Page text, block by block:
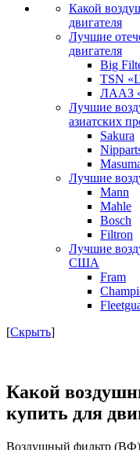
Какой
двигателя
Лучшие
двигателя
Big
TSN
ЛААЗ
Лучшие
азиатских
Sakura
Лучшие
Mann
Mahle
Bosch
Filtron
Лучшие
США
Fram
[Скрыть]
Какой
купить для
Воздушный фильтр (ВФ)